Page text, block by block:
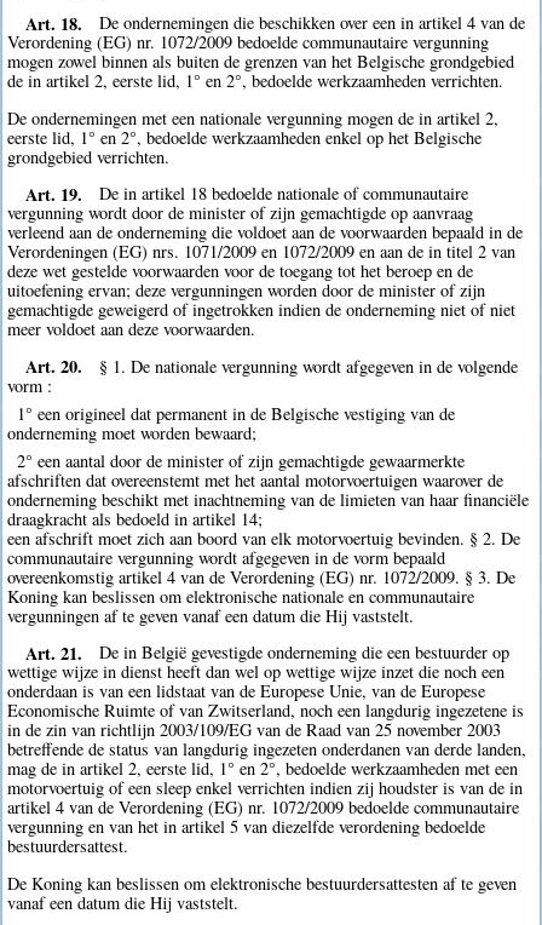
Art. 18.
De ondernemingen die beschikken over een in artikel 4 van de
Verordening (EG) nr. 1072/2009 bedoelde communautaire vergunning
mogen zowel binnen als buiten de grenzen van het Belgische grondgebied
de in artikel 2, eerste lid, 1° en 2°, bedoelde werkzaamheden verrichten.
De ondernemingen met een nationale vergunning mogen de in artikel 2,
eerste lid, 1° en 2°, bedoelde werkzaamheden enkel op het Belgische
grondgebied verrichten.
Art. 19.
De in artikel 18 bedoelde nationale of communautaire
vergunning wordt door de minister of zijn gemachtigde op aanvraag
verleend aan de onderneming die voldoet aan de voorwaarden bepaald in de
Verordeningen (EG) nrs. 1071/2009 en 1072/2009 en aan de in titel 2 van
deze wet gestelde voorwaarden voor de toegang tot het beroep en de
uitoefening ervan; deze vergunningen worden door de minister of zijn
gemachtigde geweigerd of ingetrokken indien de onderneming niet of niet
meer voldoet aan deze voorwaarden.
Art. 20.
§ 1. De nationale vergunning wordt afgegeven in de volgende
vorm :
1° een origineel dat permanent in de Belgische vestiging van de
onderneming moet worden bewaard;
2° een aantal door de minister of zijn gemachtigde gewaarmerkte
afschriften dat overeenstemt met het aantal motorvoertuigen waarover de
onderneming beschikt met inachtneming van de limieten van haar financiële
draagkracht als bedoeld in artikel 14;
een afschrift moet zich aan boord van elk motorvoertuig bevinden. § 2. De
communautaire vergunning wordt afgegeven in de vorm bepaald
overeenkomstig artikel 4 van de Verordening (EG) nr. 1072/2009. § 3. De
Koning kan beslissen om elektronische nationale en communautaire
vergunningen af te geven vanaf een datum die Hij vaststelt.
Art. 21.
De in België gevestigde onderneming die een bestuurder op
wettige wijze in dienst heeft dan wel op wettige wijze inzet die noch een
onderdaan is van een lidstaat van de Europese Unie, van de Europese
Economische Ruimte of van Zwitserland, noch een langdurig ingezetene is
in de zin van richtlijn 2003/109/EG van de Raad van 25 november 2003
betreffende de status van langdurig ingezeten onderdanen van derde landen,
mag de in artikel 2, eerste lid, 1° en 2°, bedoelde werkzaamheden met een
motorvoertuig of een sleep enkel verrichten indien zij houdster is van de in
artikel 4 van de Verordening (EG) nr. 1072/2009 bedoelde communautaire
vergunning en van het in artikel 5 van diezelfde verordening bedoelde
bestuurdersattest.
De Koning kan beslissen om elektronische bestuurdersattesten af te geven
vanaf een datum die Hij vaststelt.